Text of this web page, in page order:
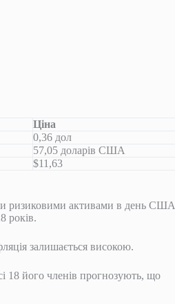
Ціна
0,36 дол
57,05 доларів США
$11,63
ризиковими активами в день США
років.
залишається високою.
його членів прогнозують, що